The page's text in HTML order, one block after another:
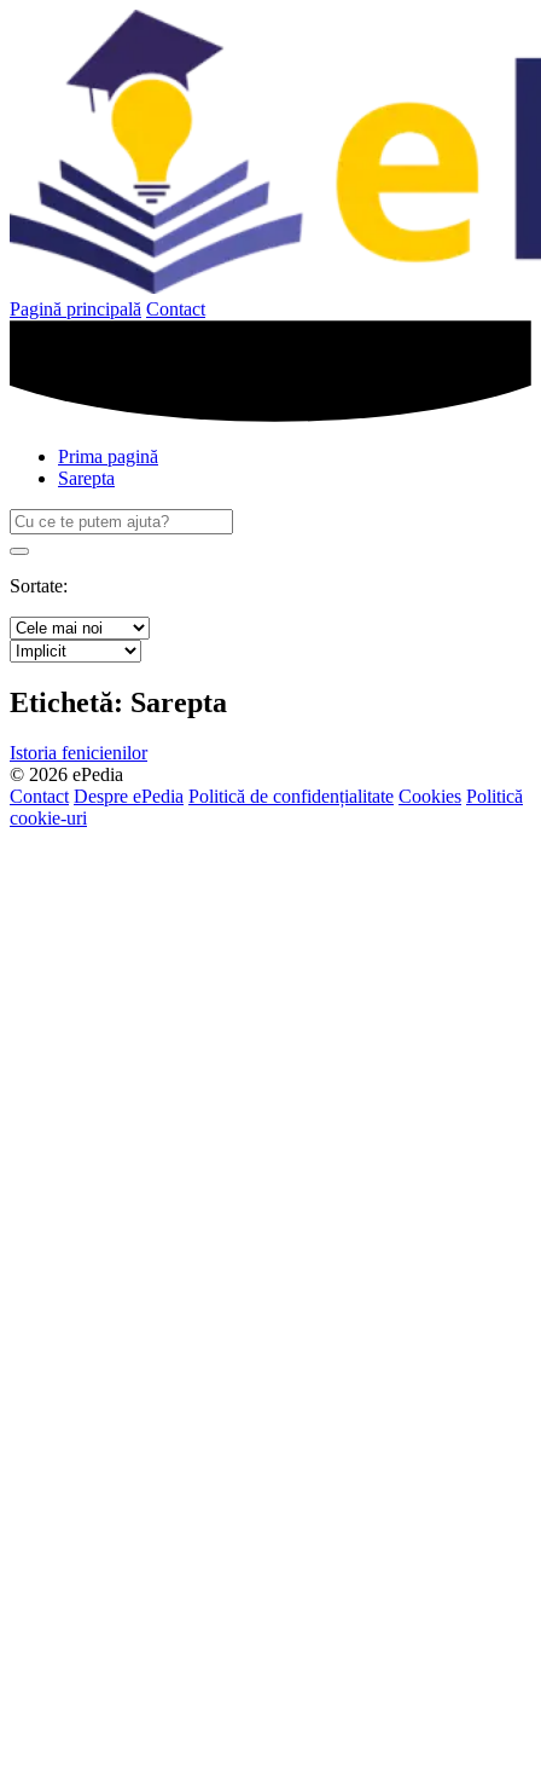
Pagină principală Contact
Prima pagină
Sarepta
Caută
după:
Search
Sortate:
Etichetă: Sarepta
Istoria fenicienilor
© 2026 ePedia
Contact Despre ePedia Politică de confidențialitate Cookies Politică
cookie-uri